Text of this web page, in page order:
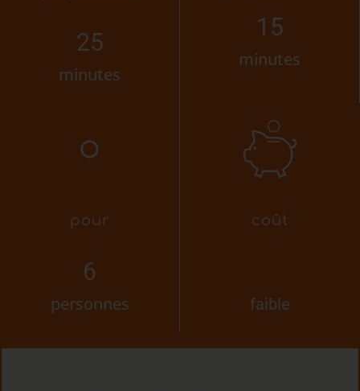
minutes
25
minutes
15
pour
personnes
6
coût
faible